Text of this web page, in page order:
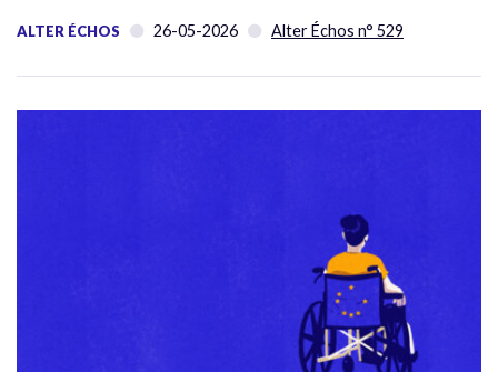
ALTER ÉCHOS 26-05-2026 Alter Échos n° 529